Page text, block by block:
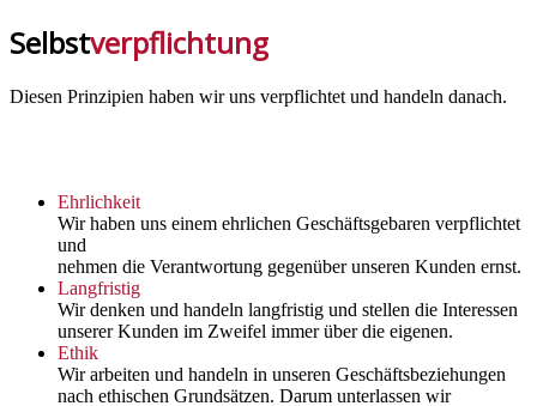
Selbstverpflichtung
Diesen Prinzipien haben wir uns verpflichtet und handeln danach.
Ehrlichkeit
Wir haben uns einem ehrlichen Geschäftsgebaren verpflichtet
und
nehmen die Verantwortung gegenüber unseren Kunden ernst.
Langfristig
Wir denken und handeln langfristig und stellen die Interessen
unserer Kunden im Zweifel immer über die eigenen.
Ethik
Wir arbeiten und handeln in unseren Geschäftsbeziehungen
nach ethischen Grundsätzen. Darum unterlassen wir